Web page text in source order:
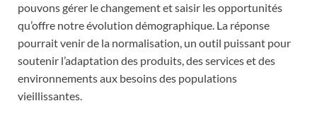
pouvons gérer le changement et saisir les opportunités
qu’offre notre évolution démographique. La réponse
pourrait venir de la normalisation, un outil puissant pour
soutenir l’adaptation des produits, des services et des
environnements aux besoins des populations
vieillissantes.